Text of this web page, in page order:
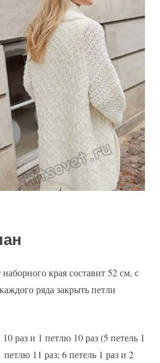
края составит 52 см, с
ряда закрыть петли
раз и 1 петлю 10 раз (5 петель 1
11 раз; 6 петель 1 раз и 2